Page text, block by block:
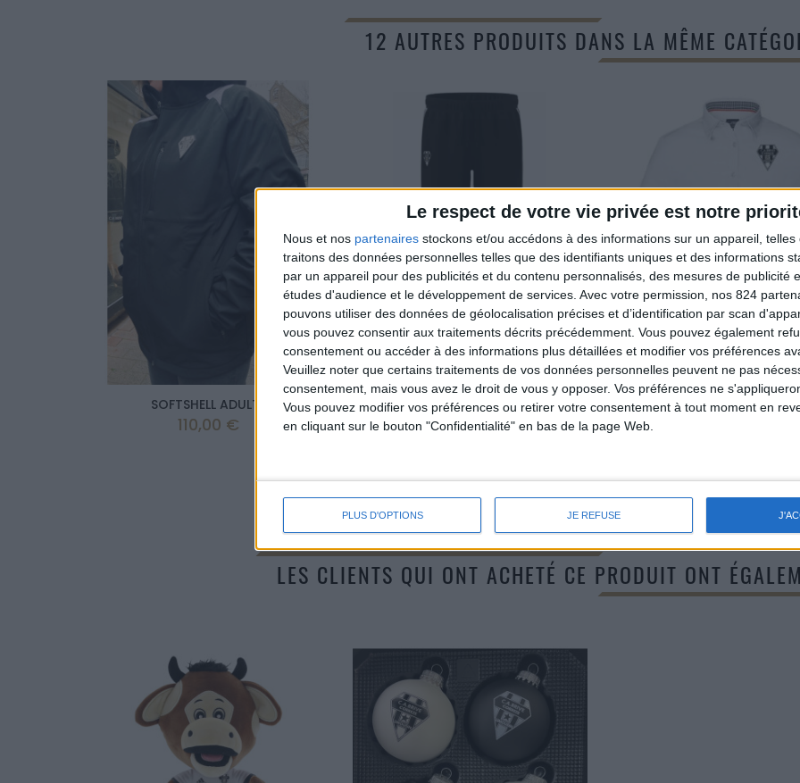
Le respect de votre vie privée est notre
Nous et nos partenaires stockons et/ou accédons à des informations sur un appareil, telles
traitons des données personnelles telles que des identifiants uniques et des informations
par un appareil pour des publicités et du contenu personnalisés, des mesures de publicité
études d'audience et le développement de services. Avec votre permission, nos 824
pouvons utiliser des données de géolocalisation précises et d’identification par scan
vous pouvez consentir aux traitements décrits précédemment. Vous pouvez également
consentement ou accéder à des informations plus détaillées et modifier vos préférences
Veuillez noter que certains traitements de vos données personnelles peuvent ne pas
consentement, mais vous avez le droit de vous y opposer. Vos préférences ne
Vous pouvez modifier vos préférences ou retirer votre consentement à tout moment en
en cliquant sur le bouton "Confidentialité" en bas de la page Web.
PLUS D'OPTIONS JE REFUSE
12 AUTRES PRODUITS DANS LA MÊME
SOFTSHELL ADULTE
Prix
110,00 €
PANTALON JOGG' MOLLETON ADULTE
Prix
60,00 €
CHEMISE BLANCHE & VICHY
LES CLIENTS QUI ONT ACHETÉ CE PRODUIT ONT